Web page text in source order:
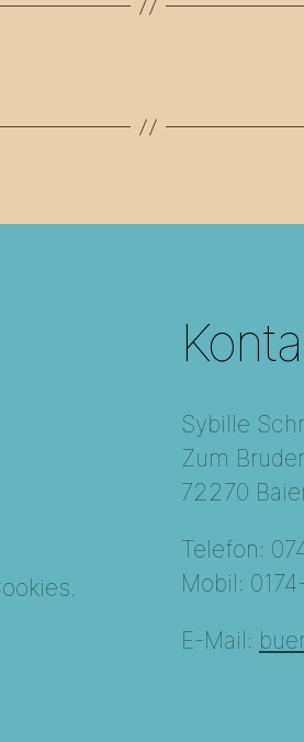
Sybille
Zum
72270
Telefon:
Mobil:
E-Mail: